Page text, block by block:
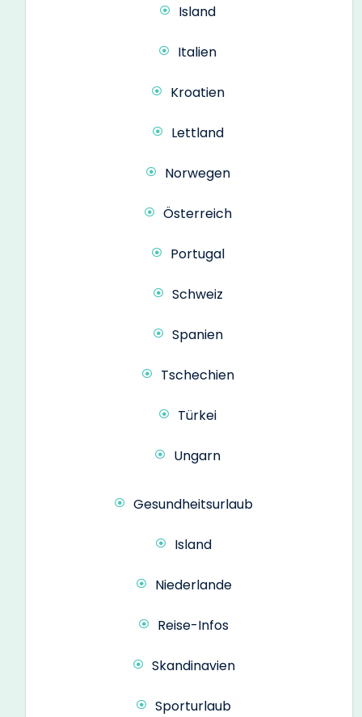
Island
Italien
Kroatien
Lettland
Norwegen
Österreich
Portugal
Schweiz
Spanien
Tschechien
Türkei
Ungarn
Gesundheitsurlaub
Island
Niederlande
Reise-Infos
Skandinavien
Sporturlaub